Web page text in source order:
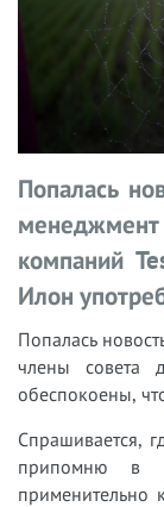
Попалась
компаний
Илон
Попалась
члены совета
обеспокоены,
Спрашивается,
припомню в